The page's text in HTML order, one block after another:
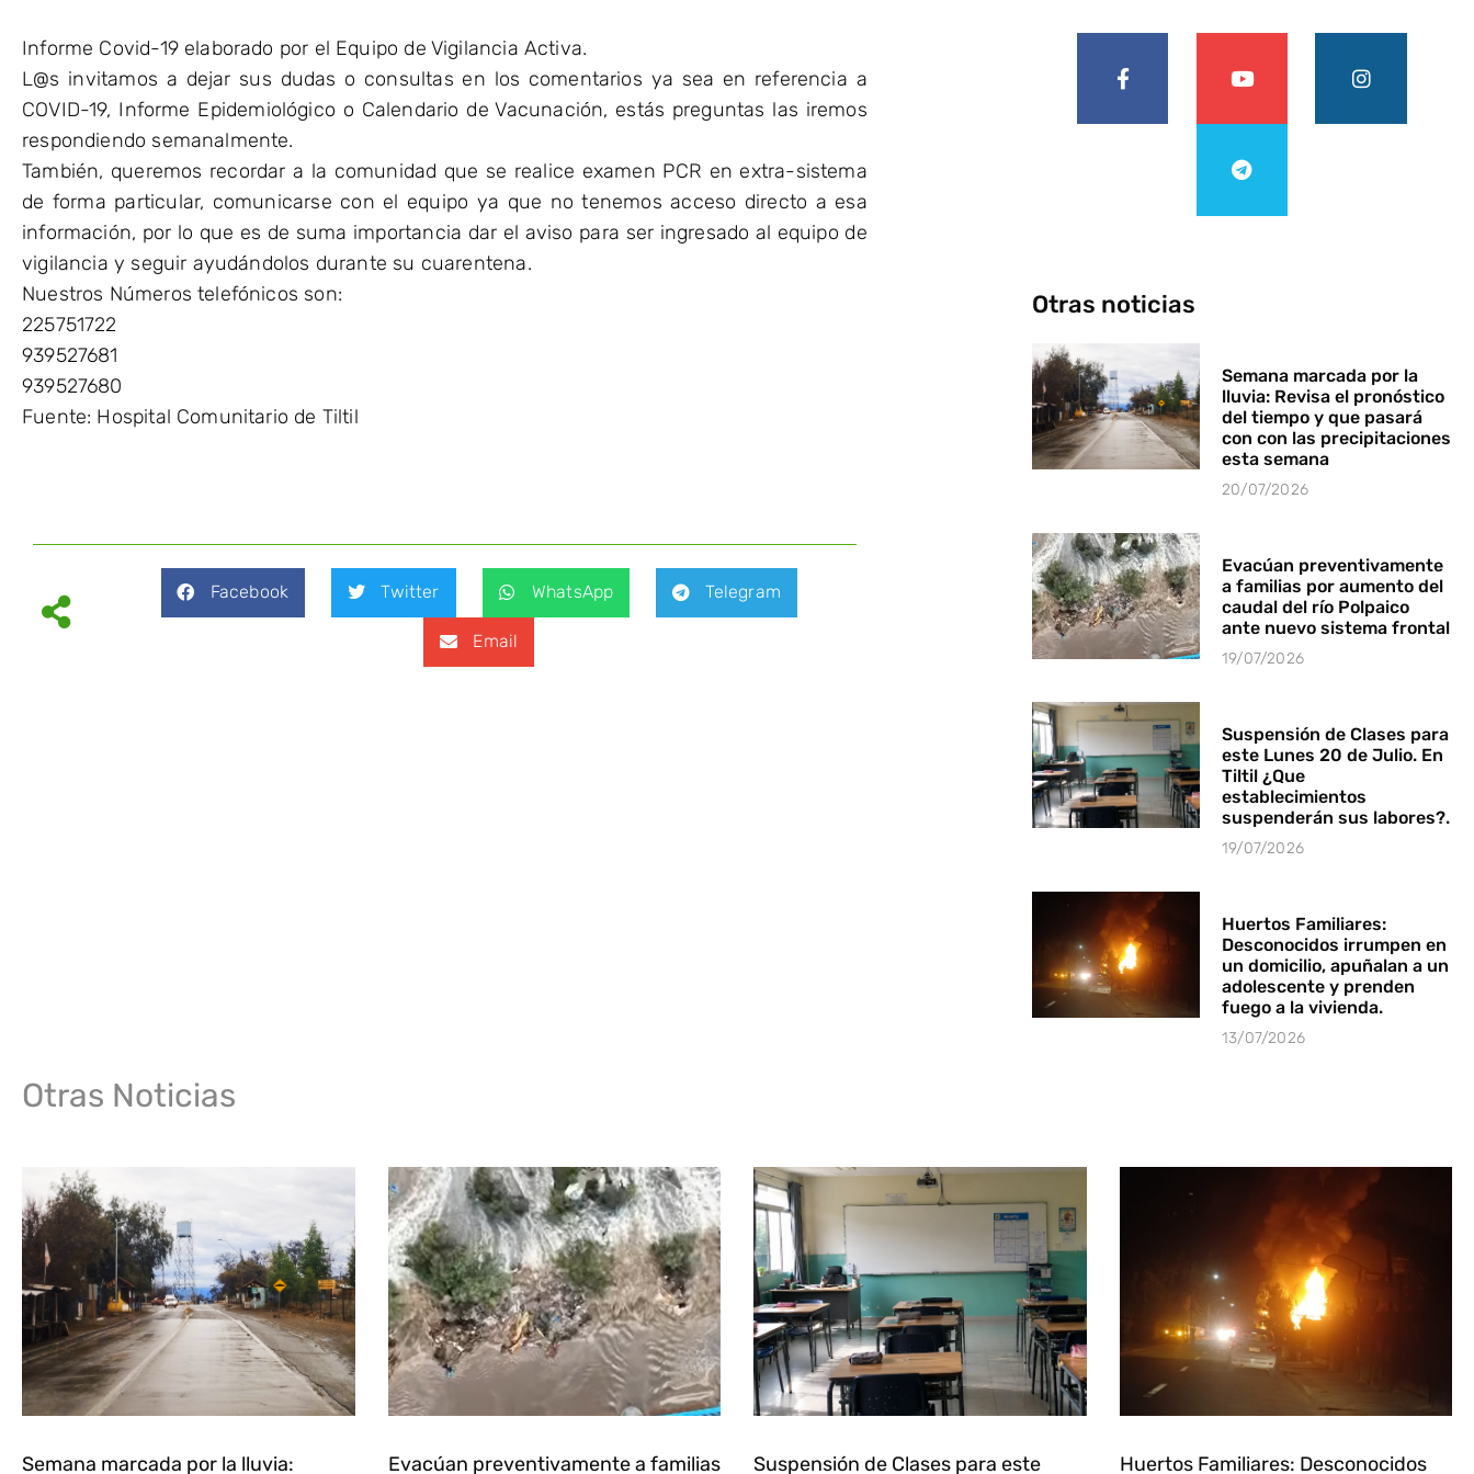
Informe Covid-19 elaborado por el Equipo de Vigilancia Activa.
L@s invitamos a dejar sus dudas o consultas en los comentarios ya sea en referencia a
COVID-19, Informe Epidemiológico o Calendario de Vacunación, estás preguntas las iremos
respondiendo semanalmente.
También, queremos recordar a la comunidad que se realice examen PCR en extra-sistema
de forma particular, comunicarse con el equipo ya que no tenemos acceso directo a esa
información, por lo que es de suma importancia dar el aviso para ser ingresado al equipo de
vigilancia y seguir ayudándolos durante su cuarentena.
Nuestros Números telefónicos son:
225751722
939527681
939527680
Fuente: Hospital Comunitario de Tiltil
Facebook Twitter WhatsApp Telegram
Email
Otras noticias
Semana marcada por la
lluvia: Revisa el pronóstico
del tiempo y que pasará
con con las precipitaciones
esta semana
20/07/2026
Evacúan preventivamente
a familias por aumento del
caudal del río Polpaico
ante nuevo sistema frontal
19/07/2026
Suspensión de Clases para
este Lunes 20 de Julio. En
Tiltil ¿Que
establecimientos
suspenderán sus labores?.
19/07/2026
Huertos Familiares:
Desconocidos irrumpen en
un domicilio, apuñalan a un
adolescente y prenden
fuego a la vivienda.
13/07/2026
Otras Noticias
Semana marcada por la lluvia: Evacúan preventivamente a familias Suspensión de Clases para este Huertos Familiares: Desconocidos